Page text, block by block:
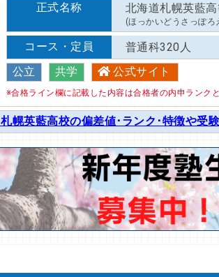
正式名称 北海道札幌英藍
(ほっかいどうさっぽ
コース・定員
普通科320人
公立
共学 公式サイト
※合格ライン欄に記載した内容は合格者の内申ランク
幌英藍高校の偏差値･ランク･特徴や受